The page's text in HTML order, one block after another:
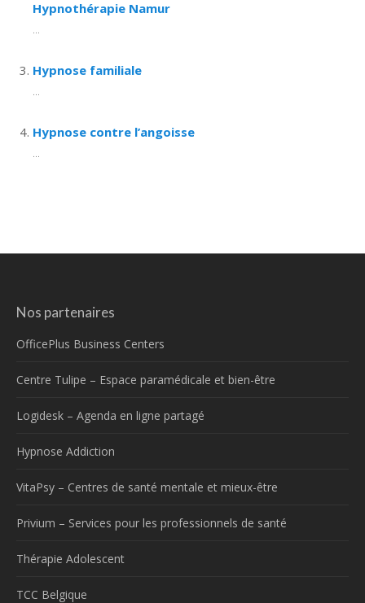
Hypnothérapie Namur
...
Hypnose familiale
...
Hypnose contre l’angoisse
...
Nos partenaires
OfficePlus Business Centers
Centre Tulipe – Espace paramédicale et bien-être
Logidesk – Agenda en ligne partagé
Hypnose Addiction
VitaPsy – Centres de santé mentale et mieux-être
Privium – Services pour les professionnels de santé
Thérapie Adolescent
TCC Belgique